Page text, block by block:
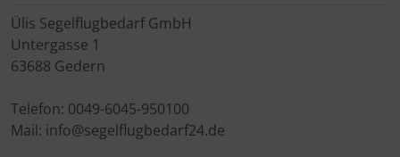
Ülis Segelflugbedarf GmbH
Untergasse 1
63688 Gedern
Telefon: 0049-6045-950100
Mail: info@segelflugbedarf24.de